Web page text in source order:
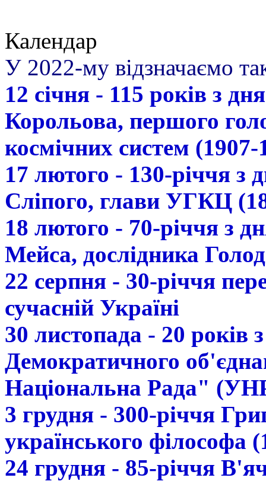
Календар
У 2022-му відзначаємо
12 січня - 115 років з
Корольова, першого
космічних систем (1907-
17 лютого - 130-річчя з
Сліпого, глави УГКЦ
18 лютого - 70-річчя з
Мейса, дослідника
22 серпня - 30-річчя
сучасній Україні
30 листопада - 20 років
Демократичного
Національна Рада"
3 грудня - 300-річчя
українського філософа
24 грудня - 85-річчя